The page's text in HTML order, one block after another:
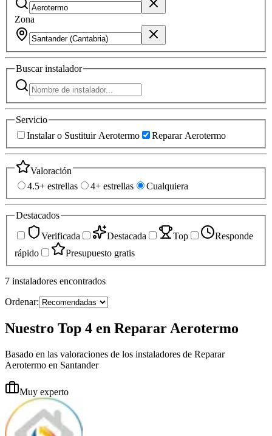
Zona
Buscarinstalador
Servicio
Instalar o Sustituir Aerotermo
Reparar Aerotermo
Valoración
4.5+ estrellas
4+ estrellas Cualquiera
Destacados
Verificada
Destacada Top
Responde
rápido
Presupuesto gratis
7 instaladores encontrados
Ordenar:
Nuestro Top 4 en Reparar Aerotermo
Basado en las valoraciones de los instaladores de Reparar
Aerotermo en Santander
Muy experto